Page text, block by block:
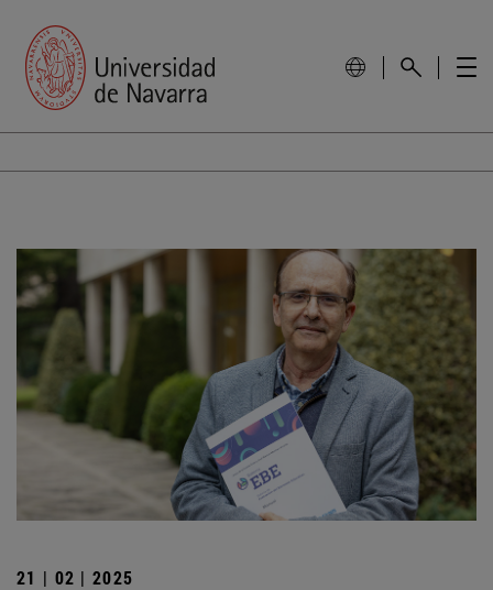
21 | 02 | 2025